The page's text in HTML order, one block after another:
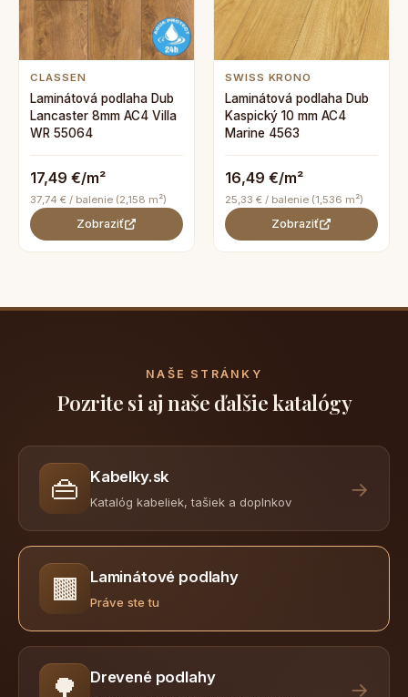
CLASSEN
Laminátová podlaha Dub
Lancaster 8mm AC4 Villa
WR 55064
17,49 €/m²
37,74 € / balenie (2,158 m²)
Zobraziť
SWISS KRONO
Laminátová podlaha Dub
Kaspický 10 mm AC4
Marine 4563
16,49 €/m²
25,33 € / balenie (1,536 m²)
Zobraziť
NAŠE STRÁNKY
Pozrite si aj naše ďalšie katalógy
👜 Kabelky.sk
Katalóg kabeliek, tašiek a doplnkov
→
🟫 Laminátové podlahy
Práve ste tu
🌳 Drevené podlahy →